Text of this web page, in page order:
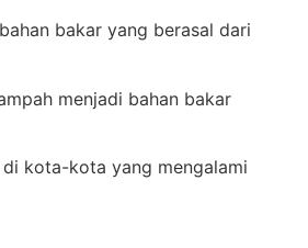
bakar yang berasal dari
menjadi bahan bakar
kota-kota yang mengalami